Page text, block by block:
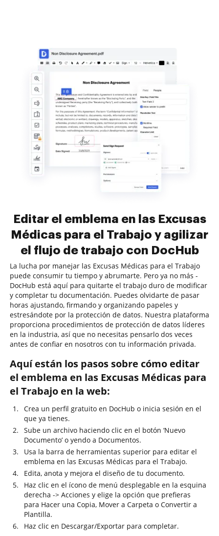
Editar el emblema en las Excusas
Médicas para el Trabajo y agilizar
el flujo de trabajo con DocHub
La lucha por manejar las Excusas Médicas para el Trabajo
puede consumir tu tiempo y abrumarte. Pero ya no más -
DocHub está aquí para quitarte el trabajo duro de modificar
y completar tu documentación. Puedes olvidarte de pasar
horas ajustando, firmando y organizando papeles y
estresándote por la protección de datos. Nuestra plataforma
proporciona procedimientos de protección de datos líderes
en la industria, así que no necesitas pensarlo dos veces
antes de confiar en nosotros con tu información privada.
Aquí están los pasos sobre cómo editar
el emblema en las Excusas Médicas para
el Trabajo en la web:
Crea un perfil gratuito en DocHub o inicia sesión en el
que ya tienes.
Sube un archivo haciendo clic en el botón ‘Nuevo
Documento’ o yendo a Documentos.
Usa la barra de herramientas superior para editar el
emblema en las Excusas Médicas para el Trabajo.
Edita, anota y mejora el diseño de tu documento.
Haz clic en el ícono de menú desplegable en la esquina
derecha -> Acciones y elige la opción que prefieras
para Hacer una Copia, Mover a Carpeta o Convertir a
Plantilla.
Haz clic en Descargar/Exportar para completar.